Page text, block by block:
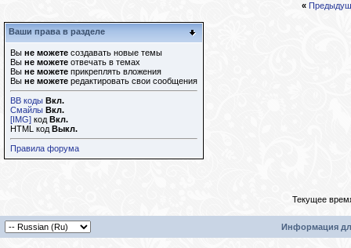
«
Ваши права в разделе
Вы не можете создавать новые темы
Вы не можете отвечать в темах
Вы не можете прикреплять вложения
Вы не можете редактировать свои сообщения
BB коды Вкл.
Смайлы Вкл.
[IMG] код Вкл.
HTML код Выкл.
Правила форума
Текущее
Информация